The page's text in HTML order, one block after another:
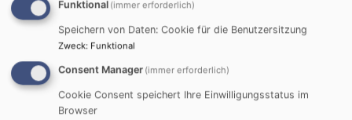
Wir treffen uns immer von 9.30 – 11 Uhr im
Gemeindehaus.
Funktional (immer erforderlich)
Speichern von Daten: Cookie für die Benutzersitzung
Zweck: Funktional
Consent Manager (immer erforderlich)
Cookie Consent speichert Ihre Einwilligungsstatus im
Browser